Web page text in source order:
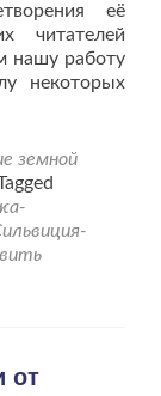
её
читателей
нашу работу
некоторых
земной
от